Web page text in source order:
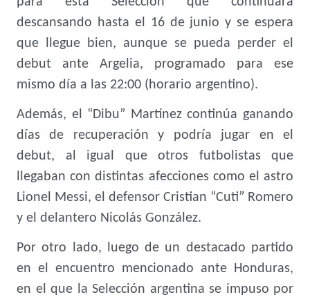
descansando hasta el 16 de junio y se espera
que llegue bien, aunque se pueda perder el
debut ante Argelia, programado para ese
mismo día a las 22:00 (horario argentino).
Además, el “Dibu” Martínez continúa ganando
días de recuperación y podría jugar en el
debut, al igual que otros futbolistas que
llegaban con distintas afecciones como el astro
Lionel Messi, el defensor Cristian “Cuti” Romero
y el delantero Nicolás González.
Por otro lado, luego de un destacado partido
en el encuentro mencionado ante Honduras,
en el que la Selección argentina se impuso por